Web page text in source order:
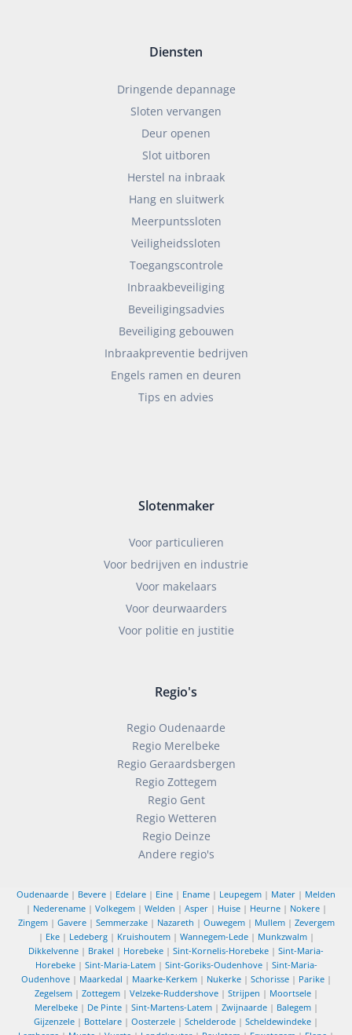
Diensten
Dringende depannage
Sloten vervangen
Deur openen
Slot uitboren
Herstel na inbraak
Hang en sluitwerk
Meerpuntssloten
Veiligheidssloten
Toegangscontrole
Inbraakbeveiliging
Beveiligingsadvies
Beveiliging gebouwen
Inbraakpreventie bedrijven
Engels ramen en deuren
Tips en advies
Slotenmaker
Voor particulieren
Voor bedrijven en industrie
Voor makelaars
Voor deurwaarders
Voor politie en justitie
Regio's
Regio Oudenaarde
Regio Merelbeke
Regio Geraardsbergen
Regio Zottegem
Regio Gent
Regio Wetteren
Regio Deinze
Andere regio's
Oudenaarde | Bevere | Edelare | Eine | Ename | Leupegem | Mater | Melden
| Nederename| Volkegem| Welden | Asper| Huise| Heurne| Nokere|
Zingem| Gavere| Semmerzake| Nazareth | Ouwegem| Mullem| Zevergem
| Eke| Ledeberg| Kruishoutem| Wannegem-Lede| Munkzwalm|
Dikkelvenne | Brakel | Horebeke | Sint-Kornelis-Horebeke | Sint-Maria-
Horebeke| Sint-Maria-Latem| Sint-Goriks-Oudenhove| Sint-Maria-
Oudenhove| Maarkedal | Maarke-Kerkem| Nukerke| Schorisse| Parike|
Zegelsem| Zottegem| Velzeke-Ruddershove| Strijpen | Moortsele|
Merelbeke| De Pinte| Sint-Martens-Latem| Zwijnaarde| Balegem|
Gijzenzele | Bottelare | Oosterzele | Schelderode | Scheldewindeke |